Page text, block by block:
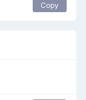
Copy